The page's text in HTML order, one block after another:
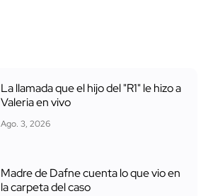
La llamada que el hijo del "R1" le hizo a
Valeria en vivo
Ago. 3, 2026
Madre de Dafne cuenta lo que vio en
la carpeta del caso